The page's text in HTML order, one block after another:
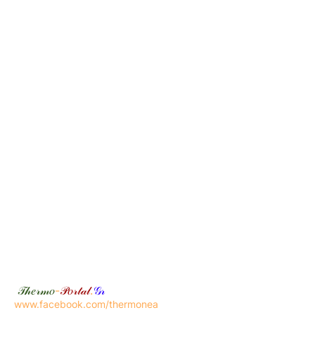
𝒯𝒽𝑒𝓇𝓂𝑜-𝒫𝑜𝓇𝓉𝒶𝓁.𝒢𝓇
www.facebook.com/thermonea